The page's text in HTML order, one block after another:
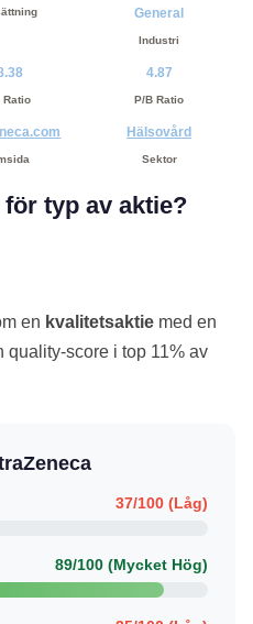
General
Industri
Ratio
4.87
P/B Ratio
Hälsovård
Sektor
för typ av aktie?
en kvalitetsaktie med en
quality-score i top 11% av
37/100 (Låg)
89/100 (Mycket Hög)